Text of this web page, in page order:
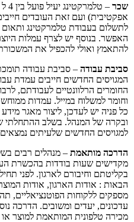
שכר
אפקטיבית) ועם זאת העובדים
לתשלום בעבודת טלמרקטינג ותאום
האפשר. בנוסף יש לצרף עמלות
להתאמץ ואולי להכפיל את
סביבת עבודה – סביבת עבודה
המגויסים החדשים חייבים עמדת
החומרים הרלוונטיים לעבודתם,
וחומר למשלוח במייל. עמדות
כל פניה יש לעדכן, ליצור מאגר
ובקרה של המנהל. בשלב ההתחלתי
למגויסים החדשים שלעיתים
הדרכה מותאמת – מנהלים רבים
מקדישים שעות בודדות בהכשרת
בקליטתם וחיבורם לארגון. לפני
הבאות : אודות הארגון, אודות
מספקים ללקוחות הפוטנציאליים,
עדכונים, יעדים ומשובים. הדרכה
מכירה טלפונית המותאמת למוצר או